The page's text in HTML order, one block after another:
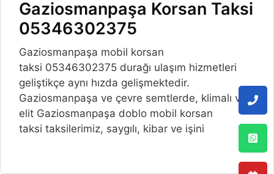
Gaziosmanpaşa Korsan Taksi
05346302375
Gaziosmanpaşa mobil korsan
taksi 05346302375 durağı ulaşım hizmetleri
geliştikçe aynı hızda gelişmektedir.
Gaziosmanpaşa ve çevre semtlerde, klimalı ve
elit Gaziosmanpaşa doblo mobil korsan
taksi taksilerimiz, saygılı, kibar ve işini